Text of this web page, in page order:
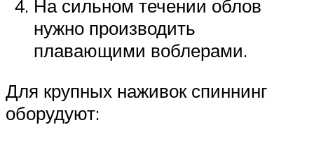
На сильном течении облов
нужно производить
плавающими воблерами.
Для крупных наживок спиннинг
оборудуют: